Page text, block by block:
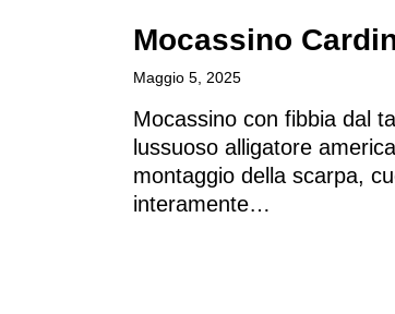
Archivio
Contatti
Italiano
Mocassino
Maggio 5, 2025
Mocassino con fibbia dal
lussuoso alligatore
montaggio della scarpa,
interamente…